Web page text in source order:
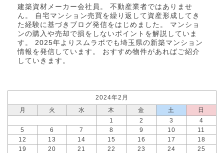
建築資材メーカー会社員。 不動産業者ではありませ
ん。 自宅マンション売買を繰り返して資産形成してき
た経験に基づきブログ発信をはじめました。 マンショ
ンの購入や売却で損をしないポイントを解説していま
す。 2025年より スムラボ でも埼玉県の新築マンション
情報を発信しています。 おすすめ物件があればご紹介
していきます。
2024年2月
月
火 水 木 金 土
日
1
2 3
4
5
6 7 8 9 10
11
12
13 14 15 16 17
18
19
20 21 22 23 24
25